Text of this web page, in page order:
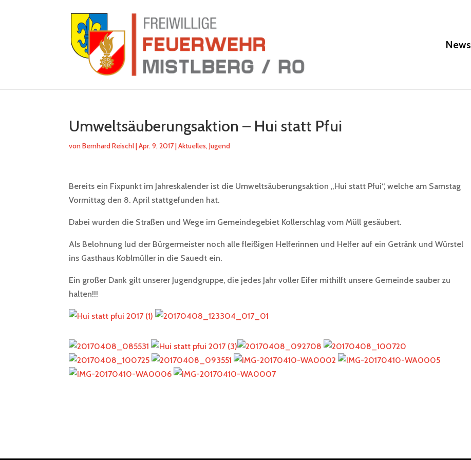
News
Umweltsäuberungsaktion – Hui statt Pfui
vonBernhard Reischl|Apr. 9, 2017|Aktuelles,Jugend
Bereits ein Fixpunkt im Jahreskalender ist die Umweltsäuberungsaktion „Hui statt Pfui“, welche am Samstag
Vormittag den 8. April stattgefunden hat.
Dabei wurden die Straßen und Wege im Gemeindegebiet Kollerschlag vom Müll gesäubert.
Als Belohnung lud der Bürgermeister noch alle fleißigen Helferinnen und Helfer auf ein Getränk und Würstel
ins Gasthaus Koblmüller in die Sauedt ein.
Ein großer Dank gilt unserer Jugendgruppe, die jedes Jahr voller Eifer mithilft unsere Gemeinde sauber zu
halten!!!